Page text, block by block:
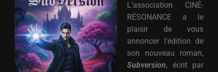
L’association CINÉ-
RÉSONANCE a le
plaisir de vous
annoncer l’édition de
son nouveau roman,
Subversion, écrit par